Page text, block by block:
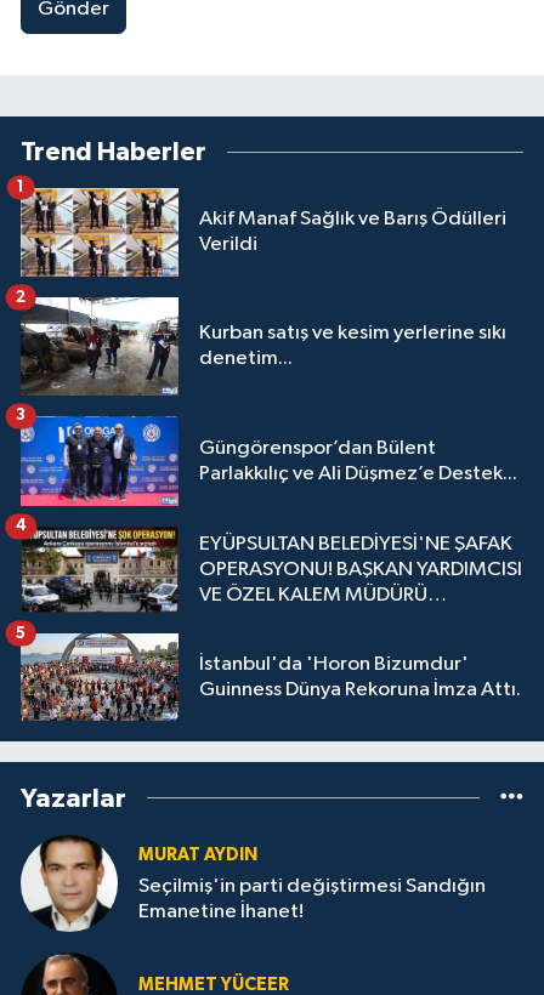
Gönder
Trend Haberler
Akif Manaf Sağlık ve Barış Ödülleri
Verildi
1
Kurban satış ve kesim yerlerine sıkı
denetim...
2
Güngörenspor’dan Bülent
Parlakkılıç ve Ali Düşmez’e Destek...
3
EYÜPSULTAN BELEDİYESİ'NE ŞAFAK
OPERASYONU! BAŞKAN YARDIMCISI
VE ÖZEL KALEM MÜDÜRÜ
4
İstanbul'da 'Horon Bizumdur'
Guinness Dünya Rekoruna İmza Attı.
5
Yazarlar
MURAT AYDIN
Seçilmiş'in parti değiştirmesi Sandığın
Emanetine İhanet!
MEHMET YÜCEER